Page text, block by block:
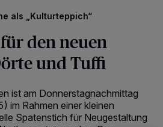
als „Kulturteppich“
den neuen
und Tuffi
ist am Donnerstagnachmittag
im Rahmen einer kleinen
Spatenstich für Neugestaltung